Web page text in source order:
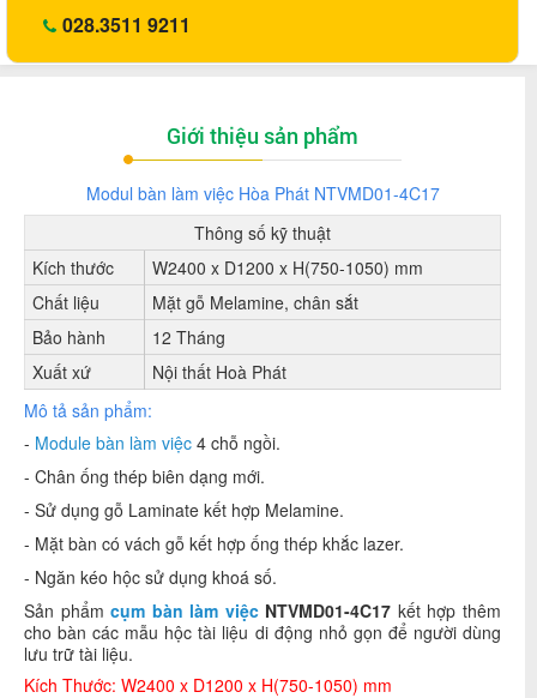
028.3511 9211
Giới thiệu sản phẩm
Modul bàn làm việc Hòa Phát NTVMD01-4C17
Thông số kỹ thuật
Kích thước
W2400 x D1200 x H(750-1050) mm
Chất liệu
Mặt gỗ Melamine, chân sắt
Bảo hành
12 Tháng
Xuất xứ
Nội thất Hoà Phát
Mô tả sản phẩm:
- Module bàn làm việc 4 chỗ ngồi.
- Chân ống thép biên dạng mới.
- Sử dụng gỗ Laminate kết hợp Melamine.
- Mặt bàn có vách gỗ kết hợp ống thép khắc lazer.
- Ngăn kéo hộc sử dụng khoá số.
Sản phẩmcụm bàn làm việcNTVMD01-4C17 kết hợp thêm
cho bàn các mẫu hộc tài liệu di động nhỏ gọn để người dùng
lưu trữ tài liệu.
Kích Thước: W2400 x D1200 x H(750-1050) mm